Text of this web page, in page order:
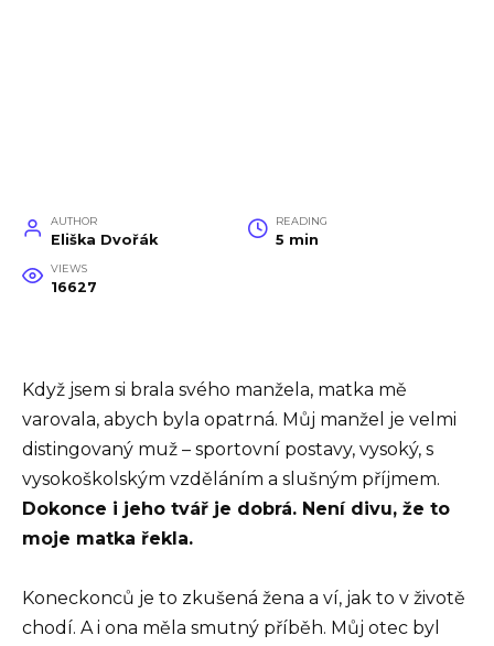
AUTHOR
Eliška Dvořák
READING
5 min
VIEWS
16627
Když jsem si brala svého manžela, matka mě
varovala, abych byla opatrná. Můj manžel je velmi
distingovaný muž – sportovní postavy, vysoký, s
vysokoškolským vzděláním a slušným příjmem.
Dokonce i jeho tvář je dobrá. Není divu, že to
moje matka řekla.
Koneckonců je to zkušená žena a ví, jak to v životě
chodí. A i ona měla smutný příběh. Můj otec byl